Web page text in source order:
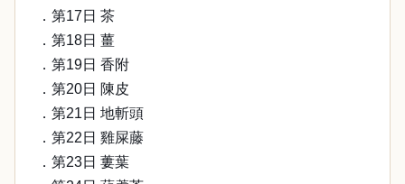
．第17日 茶
．第18日 薑
．第19日 香附
．第20日 陳皮
．第21日 地斬頭
．第22日 雞屎藤
．第23日 蔞葉